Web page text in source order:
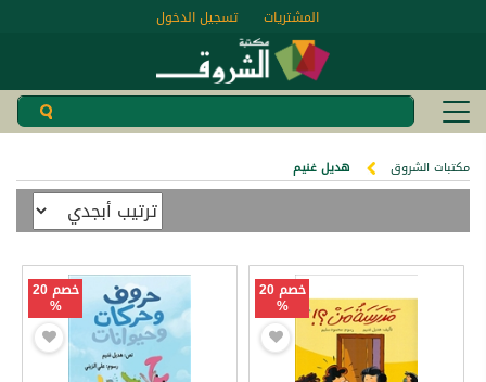
تسجيل الدخول المشتريات
مكتبات الشروق هديل غنيم
خصم 20
%
خصم 20
%